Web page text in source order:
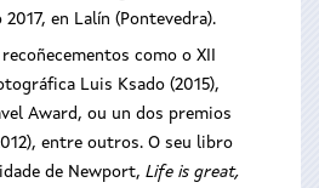
en Lalín (Pontevedra).
como o XII
Luis Ksado (2015),
Award, ou un dos premios
entre outros. O seu libro
de Newport, Life is great,